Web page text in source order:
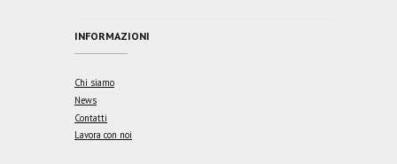
INFORMAZIONI
Chi siamo
News
Contatti
Lavora con noi